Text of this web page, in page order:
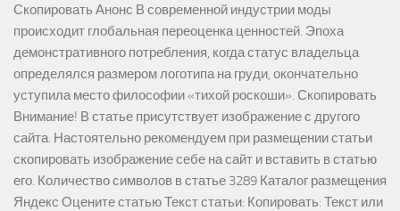
Скопировать Анонс В современной индустрии моды
происходит глобальная переоценка ценностей. Эпоха
демонстративного потребления, когда статус владельца
определялся размером логотипа на груди, окончательно
уступила место философии «тихой роскоши». Скопировать
Внимание! В статье присутствует изображение с другого
сайта. Настоятельно рекомендуем при размещении статьи
скопировать изображение себе на сайт и вставить в статью
его. Количество символов в статье 3289 Каталог размещения
Яндекс Оцените статью Текст статьи: Копировать: Текст или